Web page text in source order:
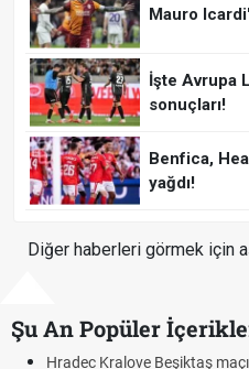
Mauro
İşte Avrupa
sonuçları!
Benfica,
yağdı!
Diğer haberleri görmek için
Şu An Popüler
Kralove Beşiktaş maçı şifresiz canlı